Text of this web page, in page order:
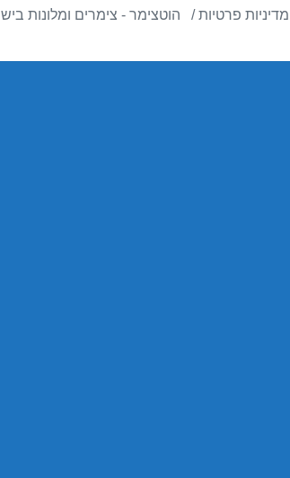
מדיניות פרטיות הוטצימר - צימרים ומלונות